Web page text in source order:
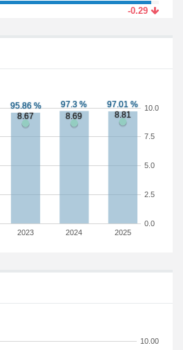
-0.29
2023 2024 2025
0.0
2.5
5.0
7.5
10.0
10.00